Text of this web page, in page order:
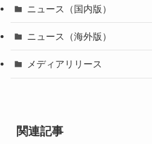
ニュース（国内版）
ニュース（海外版）
メディアリリース
関連記事